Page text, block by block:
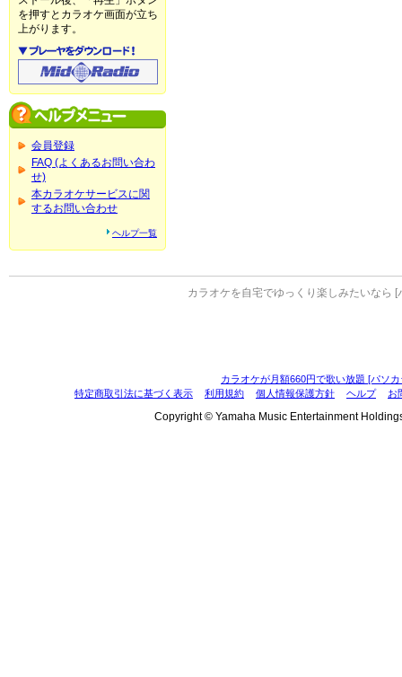
を押すとカラオケ画面が立ち
上がります。
会員登録
FAQ (よくあるお問い合わ
せ)
本カラオケサービスに関
するお問い合わせ
ヘルプ一覧
カラオケを自宅でゆっくり楽しみたいなら [
カラオケが月額660円で歌い放題 [パソ
特定商取引法に基づく表示
利用規約 個人情報保護方針 ヘルプ お
Copyright © Yamaha Music Entertainment